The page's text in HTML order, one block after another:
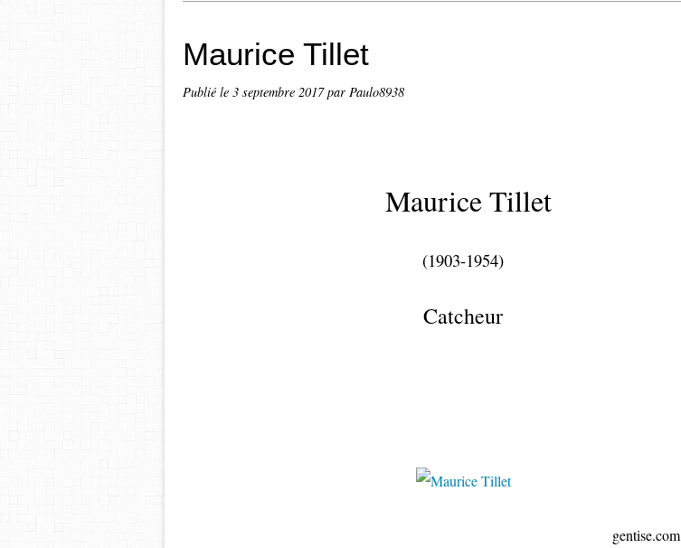
Maurice Tillet
Publié le 3 septembre 2017par Paulo8938
Maurice Tillet
(1903-1954)
Catcheur
gentise.com